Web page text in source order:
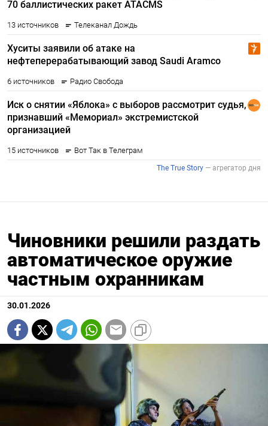
Чиновники решили раздать
автоматическое оружие
частным охранникам
30.01.2026